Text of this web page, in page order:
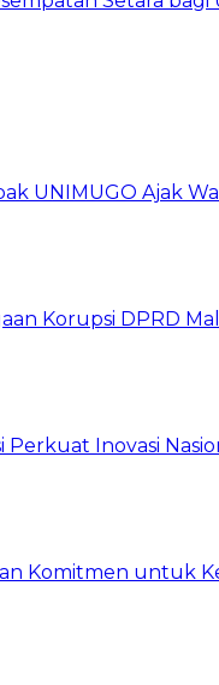
UNIMUGO Ajak
Korupsi DPRD
Inovasi
Komitmen untuk